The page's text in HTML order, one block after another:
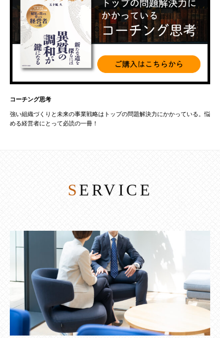
コーチング思考
強い組織づくりと未来の事業戦略はトップの問題解決力にかかっている。悩
める経営者にとって必読の一冊！
SERVICE